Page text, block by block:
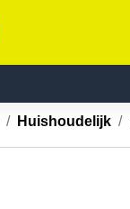
Huishoudelijk